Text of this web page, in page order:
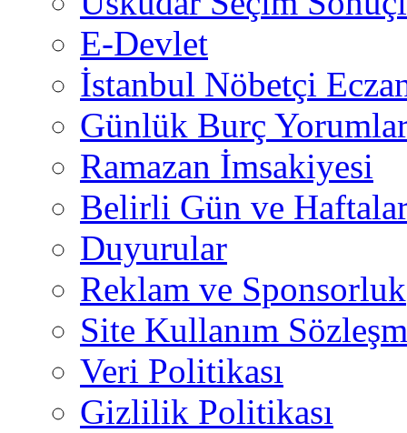
E-Devlet
İstanbul Nöbetçi
Günlük Burç
Ramazan İmsakiyesi
Belirli Gün ve
Duyurular
Reklam ve Sponsorluk
Site Kullanım
Veri Politikası
Gizlilik Politikası